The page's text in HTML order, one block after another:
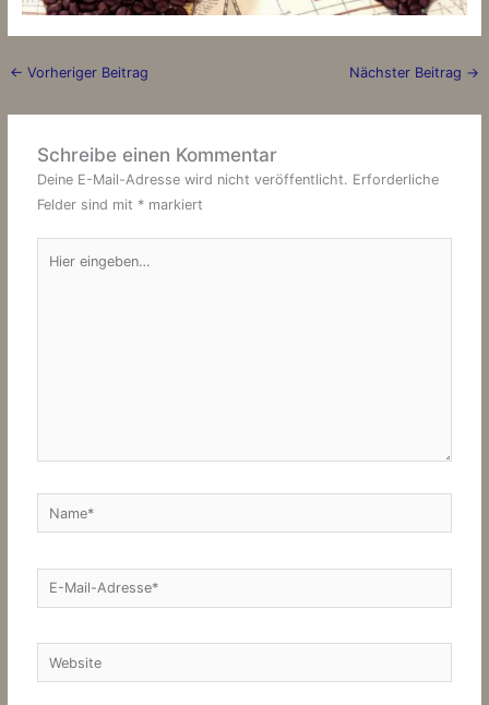
← Vorheriger Beitrag Nächster Beitrag →
Schreibe einen Kommentar
Deine E-Mail-Adresse wird nicht veröffentlicht. Erforderliche
Felder sind mit * markiert
eingeben…
Name*
E-
Mail-
Website